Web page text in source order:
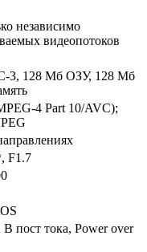
независимо
видеопотоков
3, 128 Мб ОЗУ, 128 Мб
4 Part 10/AVC);
F1.7
пост тока, Power over